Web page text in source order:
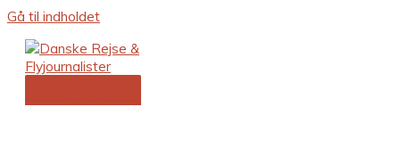
Gå til indholdet